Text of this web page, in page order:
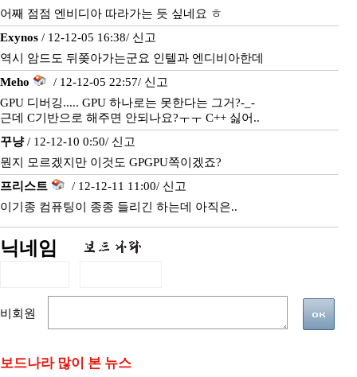
어째 점점 엔비디아 따라가는 듯 싶네요 ㅎ
Exynos / 12-12-05 16:38/ 신고
역시 암드도 뒤쫒아가는군요 인텔과 엔디비아한데
Meho
/ 12-12-05 22:57/ 신고
GPU 디버깅..... GPU 하나로는 못한다는 그거?-_-
근데 C기반으로 해주면 안되나요?ㅜㅜ C++ 싫어..
꾸냥/ 12-12-10 0:50/ 신고
뭔지 모르겠지만 이것도 GPGPU쪽이겠죠?
프리스트
/ 12-12-11 11:00/ 신고
이기종 컴퓨팅이 종종 들리긴 하는데 아직은..
닉네임
비회원
보드나라 많이 본 뉴스